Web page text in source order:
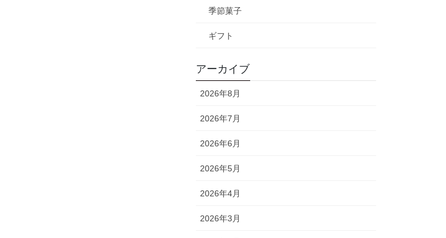
季節菓子
ギフト
アーカイブ
2026年8月
2026年7月
2026年6月
2026年5月
2026年4月
2026年3月